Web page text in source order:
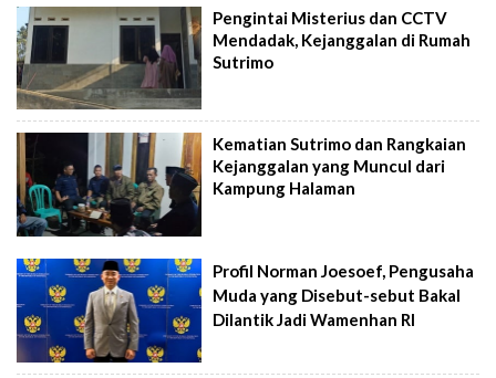
Pengintai Misterius dan CCTV
Mendadak, Kejanggalan di Rumah
Sutrimo
Kematian Sutrimo dan Rangkaian
Kejanggalan yang Muncul dari
Kampung Halaman
Profil Norman Joesoef, Pengusaha
Muda yang Disebut-sebut Bakal
Dilantik Jadi Wamenhan RI